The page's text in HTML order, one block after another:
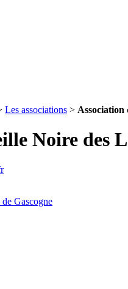
Les associations > Association
Gascogne